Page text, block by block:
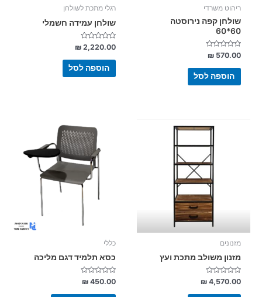
ריהוט משרדי
שולחן קפה נירוסטה
60*60
דורג
0
מתוך
₪570.00
הוספה לסל
רגלי מתכת לשולחן
שולחן עמידה חשמלי
דורג
0
מתוך
₪2,220.00
הוספה לסל
מזנונים
מזנון משולב מתכת ועץ
דורג
0
מתוך
₪4,570.00
כללי
כסא תלמיד דגם מליכה
דורג
0
מתוך
₪450.00
יש
מספר
סוגים.
לבחור
את
האפשרויות
המוצר